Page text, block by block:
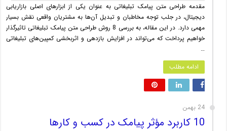
مقدمه طراحی متن پیامک تبلیغاتی به عنوان یکی از ابزارهای اصلی بازاریابی
دیجیتال، در جلب توجه مخاطبان و تبدیل آن‌ها به مشتریان واقعی نقش بسیار
مهمی دارد. در این مقاله، به بررسی 8 روش طراحی متن پیامک تبلیغاتی تاثیرگذار
خواهیم پرداخت که می‌تواند در افزایش بازدهی و اثربخشی کمپین‌های تبلیغاتی
…
ادامه مطلب
24 بهمن
10 کاربرد مؤثر پیامک در کسب و کارها